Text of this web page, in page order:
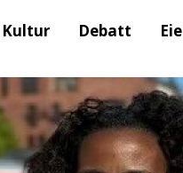
Kultur Debatt